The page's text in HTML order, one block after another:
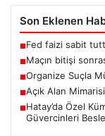
Son Eklenen
■Fed faizi sabit
■Maçın bitişi
■Organize Suçla
■Açık Alan
■Hatay’da Özel
Güvercinleri